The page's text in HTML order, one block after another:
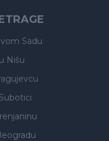
Sadu
u Nišu